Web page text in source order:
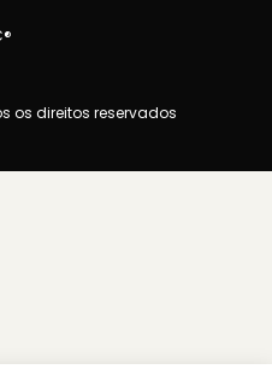
os direitos reservados